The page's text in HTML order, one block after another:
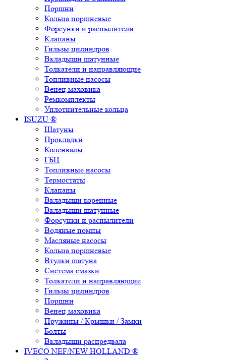
Поршни
Кольца поршневые
Форсунки и распылители
Клапаны
Гильзы цилиндров
Вкладыши шатунные
Толкатели и направляющие
Топливные насосы
Венец маховика
Ремкомплекты
Уплотнительные кольца
ISUZU ®
Шатуны
Прокладки
Коленвалы
ГБЦ
Топливные насосы
Термостаты
Клапаны
Вкладыши коренные
Вкладыши шатунные
Форсунки и распылители
Водяные помпы
Масляные насосы
Кольца поршневые
Втулки шатуна
Система смазки
Толкатели и направляющие
Гильзы цилиндров
Поршни
Венец маховика
Пружины / Крышки / Замки
Болты
Вкладыши распредвала
IVECO NEF/NEW HOLLAND ®